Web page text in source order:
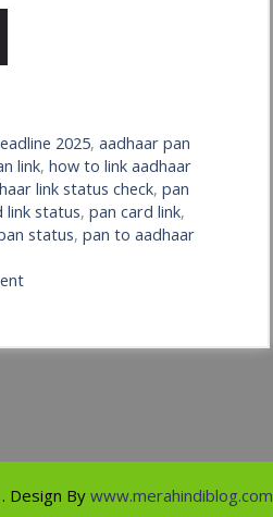
2025,aadhaar pan
link, how to link aadhaar
link status check, pan
link status, pan card link,
status, pan to aadhaar
. Design By www.merahindiblog.com